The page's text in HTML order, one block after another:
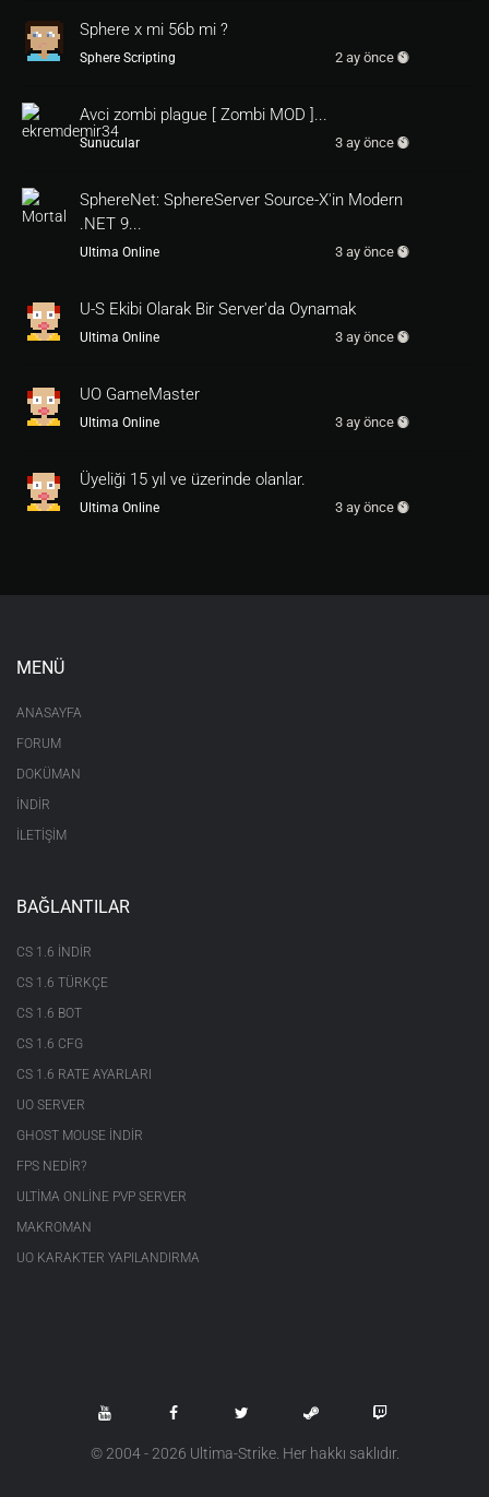
Sphere x mi 56b mi ?
Sphere Scripting 2 ay önce
Avci zombi plague [ Zombi MOD ]...
Sunucular 3 ay önce
SphereNet: SphereServer Source-X'in Modern
.NET 9...
Ultima Online 3 ay önce
U-S Ekibi Olarak Bir Server'da Oynamak
Ultima Online 3 ay önce
UO GameMaster
Ultima Online 3 ay önce
Üyeliği 15 yıl ve üzerinde olanlar.
Ultima Online 3 ay önce
MENÜ
ANASAYFA
FORUM
DOKÜMAN
İNDİR
İLETİŞİM
BAĞLANTILAR
CS 1.6 INDIR
CS 1.6 TÜRKÇE
CS 1.6 BOT
CS 1.6 CFG
CS 1.6 RATE AYARLARI
UO SERVER
GHOST MOUSE INDIR
FPS NEDIR?
ULTIMA ONLINE PVP SERVER
MAKROMAN
UO KARAKTER YAPILANDIRMA
© 2004 - 2026 Ultima-Strike. Her hakkı saklıdır.